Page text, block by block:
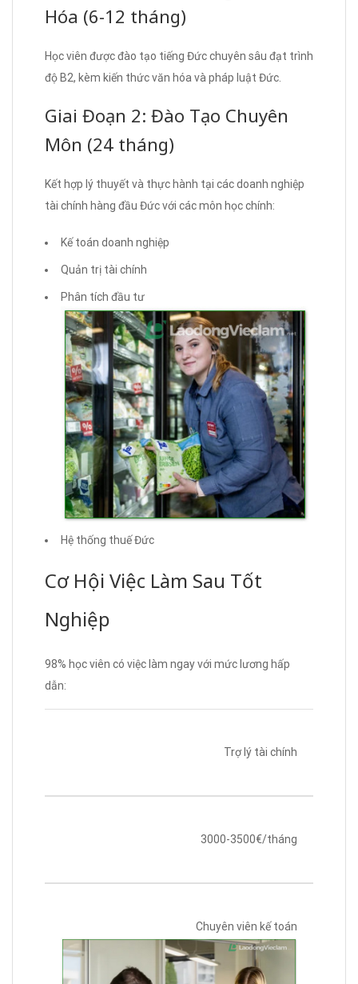
Hóa (6-12 tháng)
Học viên được đào tạo tiếng Đức chuyên sâu đạt trình
độ B2, kèm kiến thức văn hóa và pháp luật Đức.
Giai Đoạn 2: Đào Tạo Chuyên
Môn (24 tháng)
Kết hợp lý thuyết và thực hành tại các doanh nghiệp
tài chính hàng đầu Đức với các môn học chính:
Kế toán doanh nghiệp
Quản trị tài chính
Phân tích đầu tư
Hệ thống thuế Đức
Cơ Hội Việc Làm Sau Tốt
Nghiệp
98% học viên có việc làm ngay với mức lương hấp
dẫn:
Trợ lý tài chính
3000-3500€/tháng
Chuyên viên kế toán